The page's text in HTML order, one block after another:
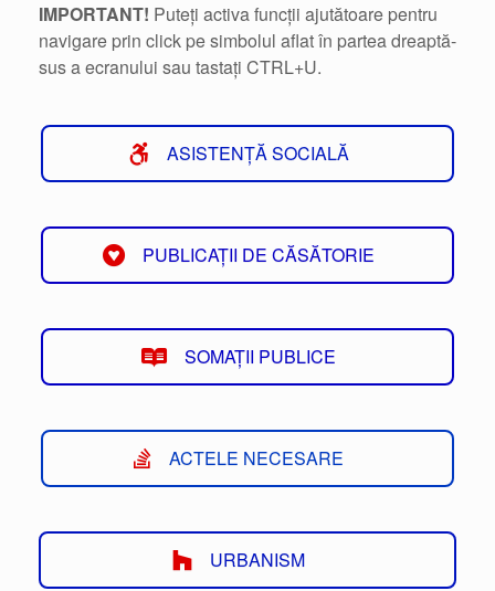
IMPORTANT! Puteți activa funcții ajutătoare pentru
navigare prin click pe simbolul aflat în partea dreaptă-
sus a ecranului sau tastați CTRL+U.
ASISTENȚĂ SOCIALĂ
PUBLICAȚII DE CĂSĂTORIE
SOMAȚII PUBLICE
ACTELE NECESARE
URBANISM